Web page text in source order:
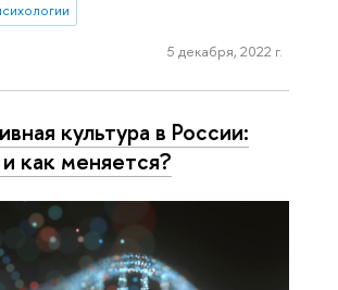
5 декабря, 2022 г.
культура в России:
как меняется?